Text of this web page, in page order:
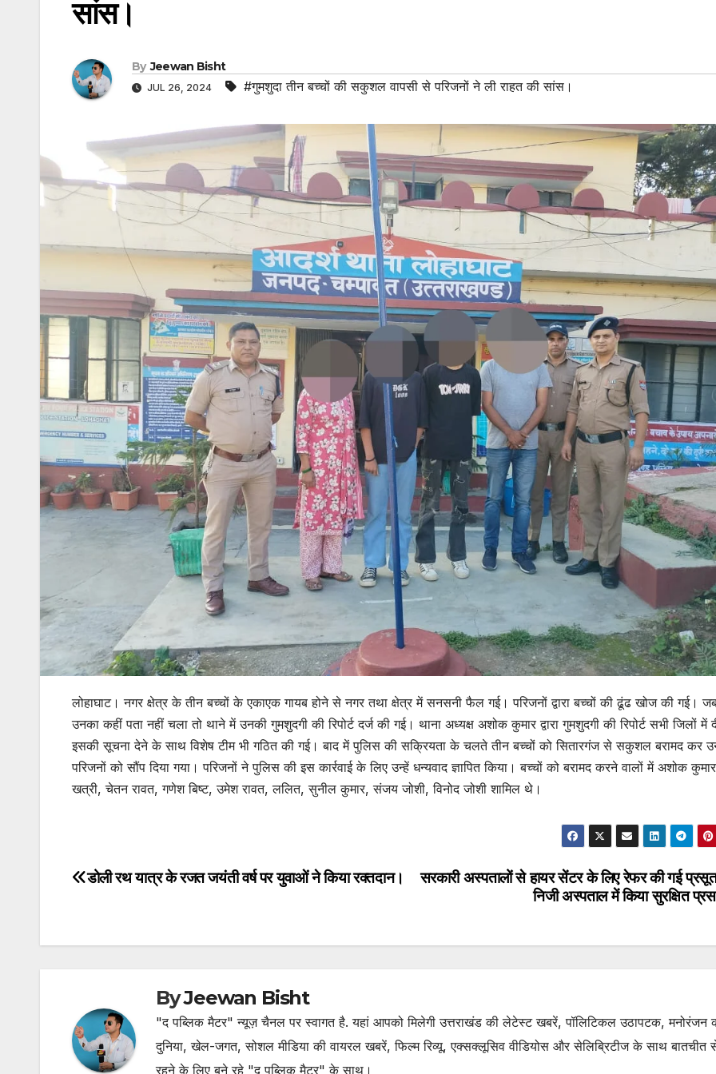
सांस।
By Jeewan Bisht
JUL 26, 2024 #गुमशुदा तीन बच्चों की सकुशल वापसी से परिजनों ने ली राहत की सांस।
लोहाघाट। नगर क्षेत्र के तीन बच्चों के एकाएक गायब होने से नगर तथा क्षेत्र में सनसनी फैल गई। परिजनों द्वारा बच्चों की ढूंढ खोज की गई।
उनका कहीं पता नहीं चला तो थाने में उनकी गुमशुदगी की रिपोर्ट दर्ज की गई। थाना अध्यक्ष अशोक कुमार द्वारा गुमशुदगी की रिपोर्ट सभी जिलों में
इसकी सूचना देने के साथ विशेष टीम भी गठित की गई। बाद में पुलिस की सक्रियता के चलते तीन बच्चों को सितारगंज से सकुशल बरामद कर
परिजनों को सौंप दिया गया। परिजनों ने पुलिस की इस कार्रवाई के लिए उन्हें धन्यवाद ज्ञापित किया। बच्चों को बरामद करने वालों में अशोक
खत्री, चेतन रावत, गणेश बिष्ट, उमेश रावत, ललित, सुनील कुमार, संजय जोशी, विनोद जोशी शामिल थे।
Post
सरकारी अस्पतालों से हायर सेंटर के लिए रेफर की गई
निजी अस्पताल में किया सुरक्षित
डोली रथ यात्र के रजत जयंती वर्ष पर युवाओं ने किया रक्तदान।
ByJeewan Bisht
"द पब्लिक मैटर" न्यूज़ चैनल पर स्वागत है. यहां आपको मिलेगी उत्तराखंड की लेटेस्ट खबरें, पॉलिटिकल उठापटक, मनोरंजन
दुनिया, खेल-जगत, सोशल मीडिया की वायरल खबरें, फिल्म रिव्यू, एक्सक्लूसिव वीडियोस और सेलिब्रिटीज के साथ
रहने के लिए बने रहे "द पब्लिक मैटर" के साथ।